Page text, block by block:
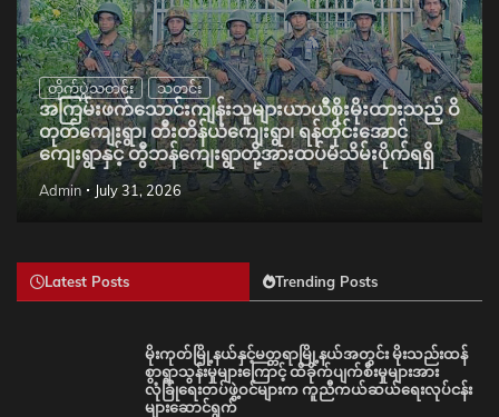
တိုက်ပွဲသတင်း သတင်း
အကြမ်းဖက်သောင်းကျန်းသူများယာယီစိုးမိုးထားသည့် ဝိ
တုတ်ကျေးရွာ၊ တီးတိန်ယံကျေးရွာ၊ ရန်တိုင်းအောင်
ကျေးရွာနှင့် တွီဘန်ကျေးရွာတို့အားထပ်မံသိမ်းပိုက်ရရှိ
Admin July 31, 2026
Latest Posts Trending Posts
မိုးကုတ်မြို့နယ်နှင့်မတ္တရာမြို့နယ်အတွင်း မိုးသည်းထန်
စွာရွာသွန်းမှုများကြောင့် ထိခိုက်ပျက်စီးမှုများအား
လုံခြုံရေးတပ်ဖွဲ့ဝင်များက ကူညီကယ်ဆယ်ရေးလုပ်ငန်း
များဆောင်ရွက်